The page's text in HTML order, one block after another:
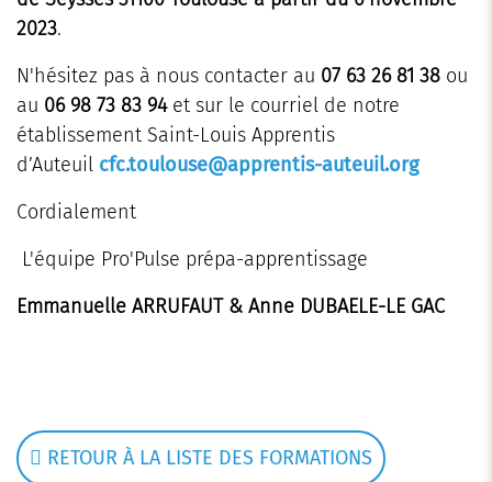
2023.
N'hésitez pas à nous contacter au 07 63 26 81 38 ou
au 06 98 73 83 94et sur le courriel de notre
établissement Saint-Louis Apprentis
d’Auteuil cfc.toulouse@apprentis-auteuil.org
Cordialement
L'équipe Pro'Pulse prépa-apprentissage
Emmanuelle ARRUFAUT & Anne DUBAELE-LE GAC
RETOUR À LA LISTE DES FORMATIONS